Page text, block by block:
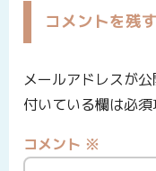
コメントを残す
メールアドレスが公
付いている欄は必
コメント ※